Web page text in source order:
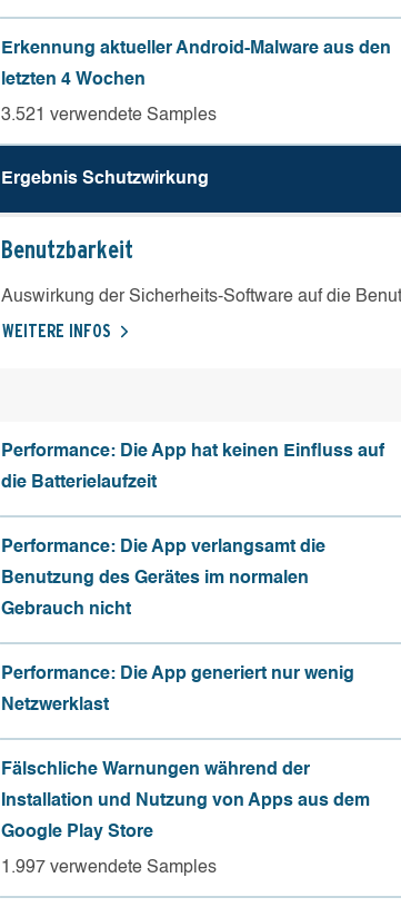
Erkennung aktueller Android-Malware aus den
letzten 4 Wochen
3.521 verwendete Samples
Ergebnis Schutz­wirkung
Benutz­barkeit
Auswirkung der Sicherheits-Software auf die
WEITERE INFOS
Performance: Die App hat keinen Einfluss auf
die Batterielaufzeit
Performance: Die App verlangsamt die
Benutzung des Gerätes im normalen
Gebrauch nicht
Performance: Die App generiert nur wenig
Netzwerklast
Fälschliche Warnungen während der
Installation und Nutzung von Apps aus dem
Google Play Store
1.997 verwendete Samples